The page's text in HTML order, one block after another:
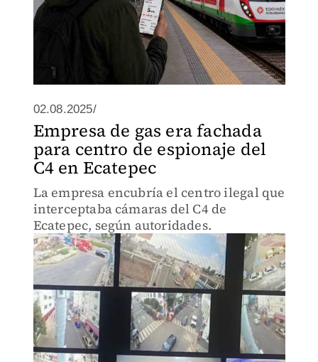
02.08.2025/
Empresa de gas era fachada
para centro de espionaje del
C4 en Ecatepec
La empresa encubría el centro ilegal que
interceptaba cámaras del C4 de
Ecatepec, según autoridades.